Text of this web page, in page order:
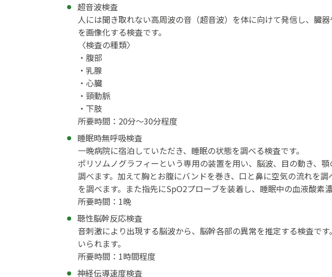
超音波検査
人には聞き取れない高周波の音（超音波）を体に向けて発信し、臓
を画像化する検査です。
〈検査の種類〉
・腹部
・乳腺
・心臓
・頸動脈
・下肢
所要時間：20分～30分程度
睡眠時無呼吸検査
一晩病院に宿泊していただき、睡眠の状態を調べる検査です。
ポリソムノグラフィーという専用の装置を用い、脳波、目の動き、
調べます。加えて胸とお腹にバンドを巻き、口と鼻に空気の流れを
を調べます。また指先にSpO2プローブを装着し、睡眠中の血液酸素濃
所要時間：1晩
聴性脳幹反応検査
音刺激により出現する脳波から、脳幹各部の異常を推定する検査で
いられます。
所要時間：1時間程度
神経伝導速度検査